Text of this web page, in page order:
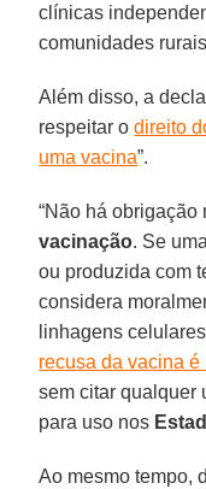
clínicas
comunidades
Além disso, a
respeitar odireito
uma vacina”.
“Não há
vacinação. Se
ou produzida com
considera
linhagens
recusa da vacina
sem citar qualquer
para uso nos
Ao mesmo tempo,